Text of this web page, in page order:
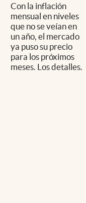
Con la inflación
mensual en niveles
que no se veían en
un año, el mercado
ya puso su precio
para los próximos
meses. Los detalles.